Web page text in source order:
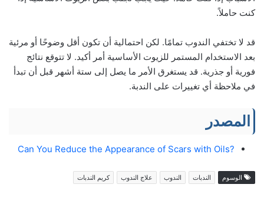
كنت حاملاً.
قد لا تختفي الندوب تمامًا. لكن احتمالية أن تكون أقل وضوحًا أو مرئية
بعد الاستخدام المستمر للزيوت الأساسية أمر أكيد. لا تتوقع نتائج
فورية أو جذرية. قد يستغرق الأمر ما يصل إلى ستة أشهر قبل أن تبدأ
في ملاحظة أي تغييرات على الندبة.
المصدر
?Can You Reduce the Appearance of Scars with Oils
الوسوم الندبات الندوب علاج الندوب كريم الندبات